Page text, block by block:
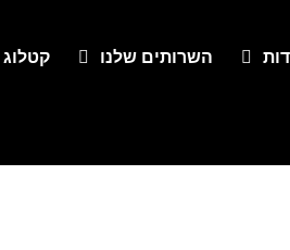
השרותים שלנו קטלוג